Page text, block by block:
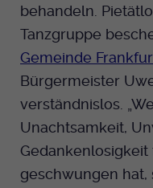
behandeln.
Tanzgruppe
Gemeinde
Bürgermeister
verständnislos.
Unachtsamkeit,
Gedankenlosigkeit
geschwungen hat,